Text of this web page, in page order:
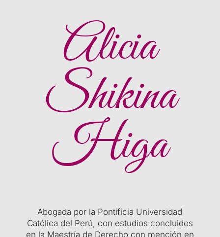
Alicia
Shikina
Higa
Abogada por la Pontificia Universidad
Católica del Perú, con estudios concluidos
en la Maestría de Derecho con mención en